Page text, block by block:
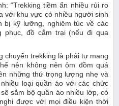
“Trekking tiềm ẩn nhiều rủi ro
với khu vực có nhiều người sinh
bị kỹ lưỡng, nghiêm túc về các
phục, đồ cắm trại (nếu đi qua
chuyến trekking là phải tự mang
nên không nên ôm đồm quá
những thứ trọng lượng nhẹ và
loại quần áo với các chức
sắm bộ quần áo nhiều lớp, có
được với mọi điều kiện thời